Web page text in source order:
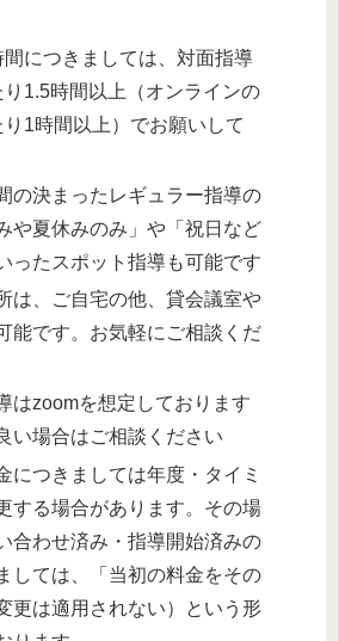
につきましては、対面指導
1.5時間以上（オンラインの
1時間以上）でお願いして
の決まったレギュラー指導の
や夏休みのみ」や「祝日など
ったスポット指導も可能です
は、ご自宅の他、貸会議室や
能です。お気軽にご相談くだ
はzoomを想定しております
い場合はご相談ください
につきましては年度・タイミ
する場合があります。その場
合わせ済み・指導開始済みの
しては、「当初の料金をその
更は適用されない）という形